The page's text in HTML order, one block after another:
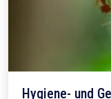
Hygiene- und